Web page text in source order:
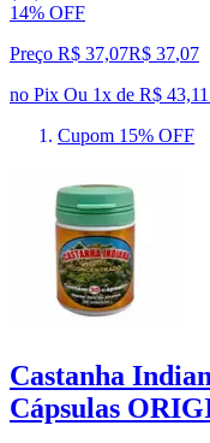
14% OFF
Preço R$ 37,07R$ 37,07
no Pix Ou 1x de R$
Cupom 15% OFF
Castanha
Cápsulas